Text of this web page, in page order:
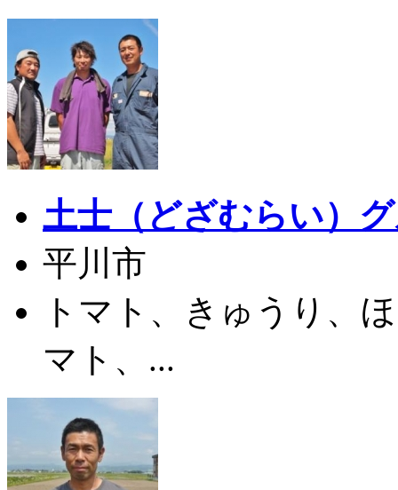
土士（どざむらい）
平川市
トマト、きゅうり、
マト、...